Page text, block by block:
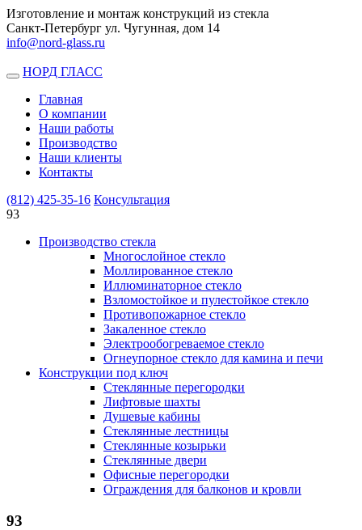
Изготовление и монтаж конструкций из стекла
Санкт-Петербург ул. Чугунная, дом 14
info@nord-glass.ru
Toggle
navigation
НОРД ГЛАСС
Главная
О компании
Наши работы
Производство
Наши клиенты
Контакты
(812) 425-35-16 Консультация
93
Производство стекла
Многослойное стекло
Моллированное стекло
Иллюминаторное стекло
Взломостойкое и пулестойкое стекло
Противопожарное стекло
Закаленное стекло
Электрообогреваемое стекло
Огнеупорное стекло для камина и печи
Конструкции под ключ
Стеклянные перегородки
Лифтовые шахты
Душевые кабины
Cтеклянные лестницы
Cтеклянные козырьки
Cтеклянные двери
Офисные перегородки
Ограждения для балконов и кровли
93